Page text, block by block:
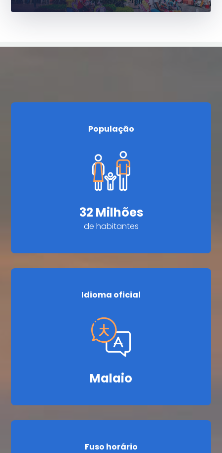
População
32 Milhões
de habitantes
Idioma oficial
Malaio
Fuso horário